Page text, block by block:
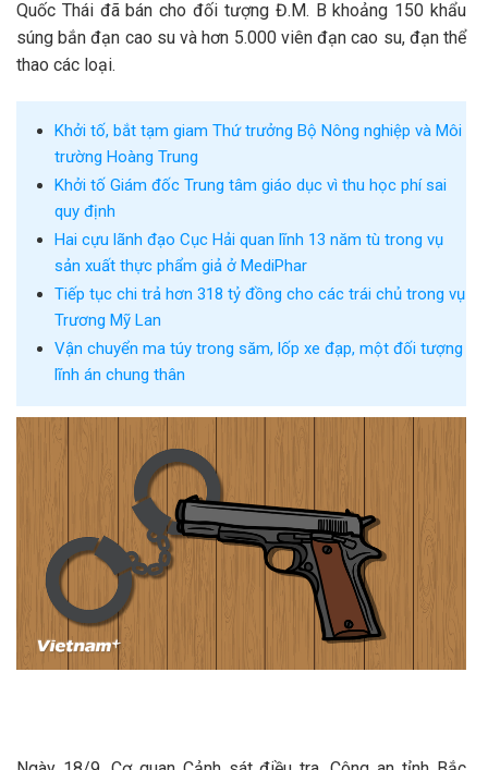
Quốc Thái đã bán cho đối tượng Đ.M. B khoảng 150 khẩu
súng bắn đạn cao su và hơn 5.000 viên đạn cao su, đạn thể
thao các loại.
Khởi tố, bắt tạm giam Thứ trưởng Bộ Nông nghiệp và Môi
trường Hoàng Trung
Khởi tố Giám đốc Trung tâm giáo dục vì thu học phí sai
quy định
Hai cựu lãnh đạo Cục Hải quan lĩnh 13 năm tù trong vụ
sản xuất thực phẩm giả ở MediPhar
Tiếp tục chi trả hơn 318 tỷ đồng cho các trái chủ trong vụ
Trương Mỹ Lan
Vận chuyển ma túy trong săm, lốp xe đạp, một đối tượng
lĩnh án chung thân